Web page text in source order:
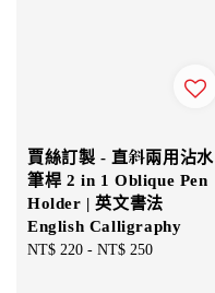
賈絲訂製 - 直斜兩用沾水
筆桿 2 in 1 Oblique Pen
Holder | 英文書法
English Calligraphy
Regular
NT$ 220 - NT$ 250